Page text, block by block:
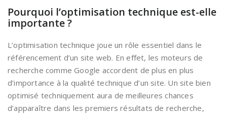
Pourquoi l’optimisation technique est-elle
importante ?
L’optimisation technique joue un rôle essentiel dans le
référencement d’un site web. En effet, les moteurs de
recherche comme Google accordent de plus en plus
d’importance à la qualité technique d’un site. Un site bien
optimisé techniquement aura de meilleures chances
d’apparaître dans les premiers résultats de recherche,